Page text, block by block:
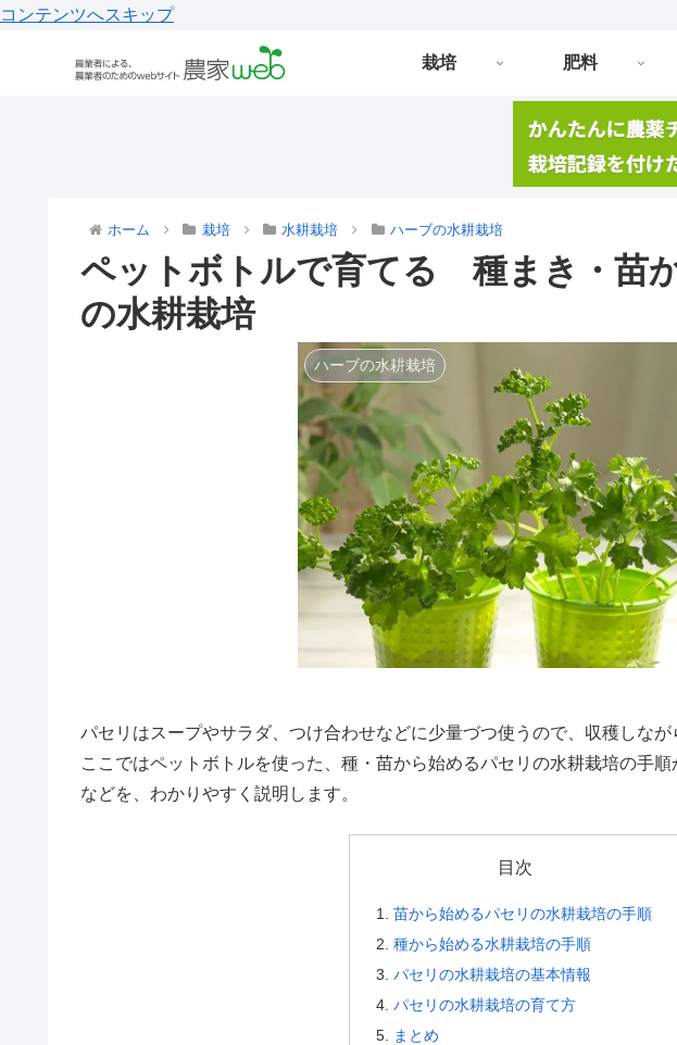
コンテンツへスキップ
栽培 肥料
ホーム 栽培 水耕栽培 ハーブの水耕栽培
ペットボトルで育てる 種まき・苗
の水耕栽培
ハーブの水耕栽培
パセリはスープやサラダ、つけ合わせなどに少量づつ使うので、収穫しなが
ここではペットボトルを使った、種・苗から始めるパセリの水耕栽培の手
などを、わかりやすく説明します。
目次
苗から始めるパセリの水耕栽培の手順
種から始める水耕栽培の手順
パセリの水耕栽培の基本情報
パセリの水耕栽培の育て方
まとめ